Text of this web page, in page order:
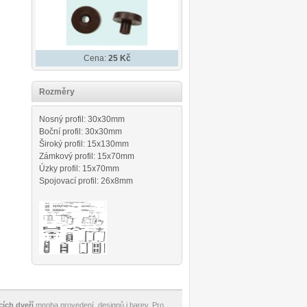
Cena: 25 Kč
Rozměry
Nosný profil: 30x30mm
Boční profil: 30x30mm
Široký profil: 15x130mm
Zámkový profil: 15x70mm
Úzky profil: 15x70mm
Spojovací profil: 26x8mm
dveří mnoha provedení, designů i barev. Pro